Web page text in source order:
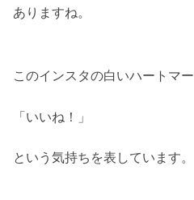
ありますね。
このインスタの白いハートマー
「いいね！」
という気持ちを表しています。